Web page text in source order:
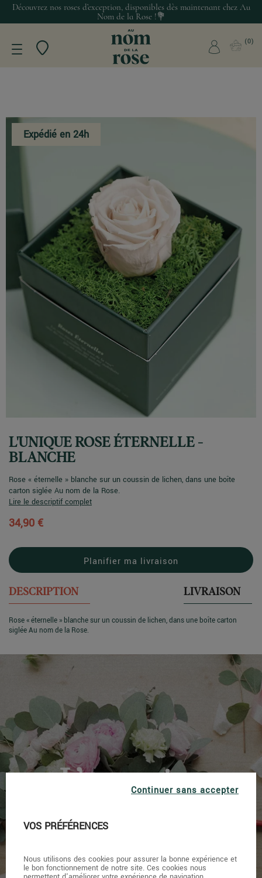
Découvrez nos roses d’exception, disponibles dès maintenant chez Au
Nom de la Rose !💐
0
Expédié en 24h
L'UNIQUE ROSE ÉTERNELLE -
BLANCHE
Rose « éternelle » blanche sur un coussin de lichen, dans une boîte
carton siglée Au nom de la Rose.
Lire le descriptif complet
34,90 €
Planifier ma livraison
DESCRIPTION LIVRAISON
Rose « éternelle » blanche sur un coussin de lichen, dans une boîte carton
siglée Au nom de la Rose.
L’entretien
du bouquet
Continuer sans accepter
VOS PRÉFÉRENCES
Nous utilisons des cookies pour assurer la bonne expérience et
le bon fonctionnement de notre site. Ces cookies nous